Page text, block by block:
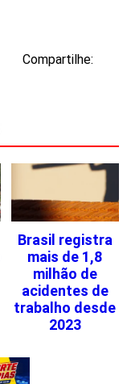
Compartilhe:
Brasil registra
mais de 1,8
milhão de
acidentes de
trabalho desde
2023